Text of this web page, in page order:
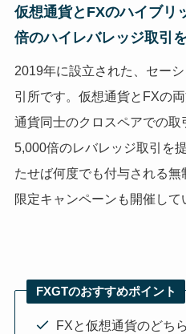
仮想通貨とFXのハイブリ
倍のハイレバレッジ取引
2019年に設立された、セー
引所です。仮想通貨とFXの
通貨同士のクロスペアでの
5,000倍のレバレッジ取引を
たせば何度でも付与される
限定キャンペーンも開催して
FXGTのおすすめポイント
FXと仮想通貨のどち